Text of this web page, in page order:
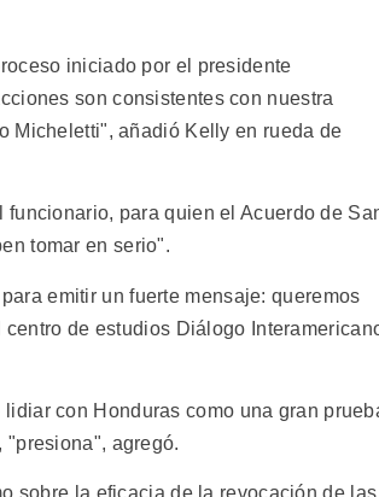
iniciado por el presidente
son consistentes con nuestra
Micheletti", añadió Kelly en rueda de
para quien el Acuerdo de
tomar en serio".
emitir un fuerte mensaje: queremos
de estudios Diálogo
con Honduras como una gran
"presiona", agregó.